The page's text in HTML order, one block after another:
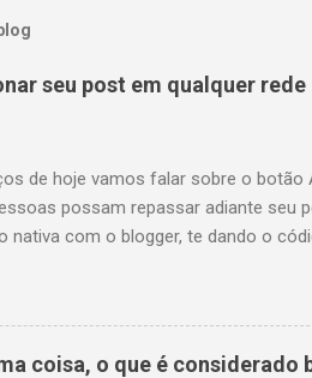
seu post em qualquer rede
de hoje vamos falar sobre o
possam repassar adiante seu
nativa com o blogger, te dando o
www.addthis.com/ e escolha seu
conta do google analytics se você
O código para colocar o
coisa, o que é considerado